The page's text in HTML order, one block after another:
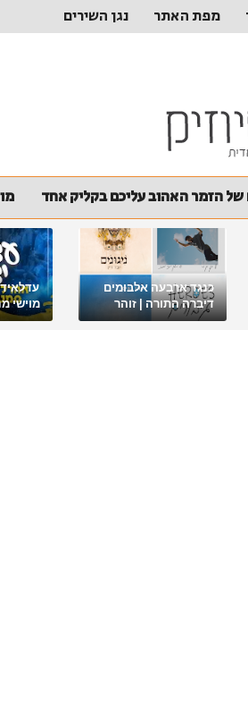
מפת האתר נגן השירים
של הזמר האהוב עליכם בקליק אחד
כנגד ארבעה אלבומים
דיברה התורה | זוהר
מלאכי
מוישי
סאמעט